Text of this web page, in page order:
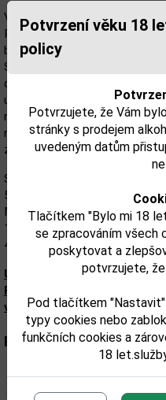
Potvrzení věku 18
policy
Potvrzujete, že Vám
stránky s prodejem
uvedeným datům
Tlačítkem "Bylo mi 18
se zpracováním všech
poskytovat a
potvrzujete,
Pod tlačítkem
typy cookies nebo
funkčních cookies a
18
Veuve Clicquot představuje
RICH a RICH Rosé, která se
během dne. Perfektně
Slunečních klubů, tato cuvée
de vivre značky Veuve
uprostřed města, v plážovém
neodolatelných tanečních
najdete Sluneční kluby, na
zalitá sluncem a plná života.
SMĚS VÍN
50 %
(Rulandské
Meunier / 20 % Chardonnay
15 % červeného vína
40–45 % rezervních vín
Upozorňujeme, že tento
Přesné složení a alergeny
výrobku. Zkontrolujte
Parametry:
Obsah alkoholu obj. %: